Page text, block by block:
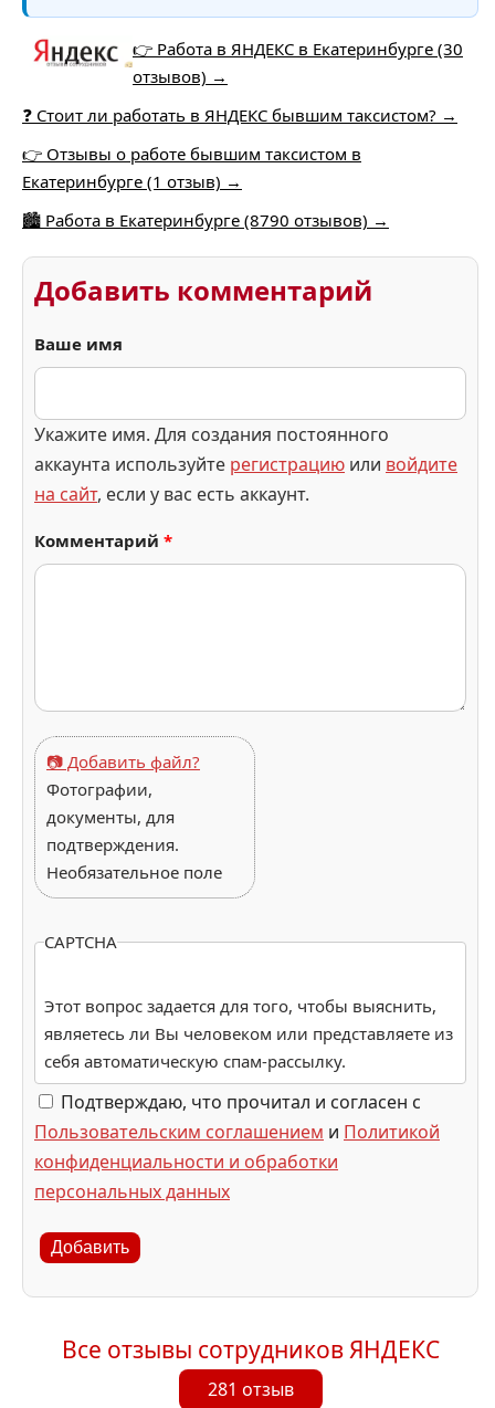
👉 Работа в ЯНДЕКС в Екатеринбурге (30
отзывов) →
❓ Стоит ли работать в ЯНДЕКС бывшим таксистом? →
👉 Отзывы о работе бывшим таксистом в
Екатеринбурге (1 отзыв) →
🏙️ Работа в Екатеринбурге (8790 отзывов) →
Добавить комментарий
Ваше имя
Укажите имя. Для создания постоянного
аккаунта используйте регистрацию или войдите
на сайт, если у вас есть аккаунт.
Комментарий *
📷 Добавить файл?
Фотографии,
документы, для
подтверждения.
Необязательное поле
CAPTCHA
Этот вопрос задается для того, чтобы выяснить,
являетесь ли Вы человеком или представляете из
себя автоматическую спам-рассылку.
Подтверждаю, что прочитал и согласен с
Пользовательским соглашением и Политикой
конфиденциальности и обработки
персональных данных
Добавить
Все отзывы сотрудников ЯНДЕКС
281 отзыв